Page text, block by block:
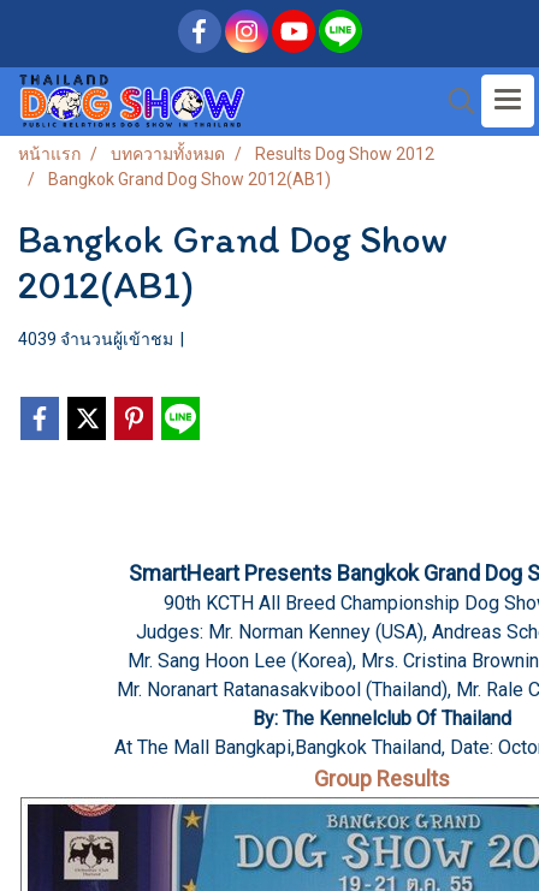
หน้าแรก บทความทั้งหมด
Results Dog Show 2012
Bangkok Grand Dog Show 2012(AB1)
Bangkok Grand Dog Show
2012(AB1)
4039 จำนวนผู้เข้าชม
SmartHeart Presents Bangkok Grand Dog
90th KCTH All Breed Championship Dog
Judges: Mr. Norman Kenney (USA), Andreas
Mr. Sang Hoon Lee (Korea), Mrs. Cristina
Mr. Noranart Ratanasakvibool (Thailand), Mr. Rale
By: The Kennelclub Of Thailand
At The Mall Bangkapi,Bangkok Thailand, Date:
Group Results